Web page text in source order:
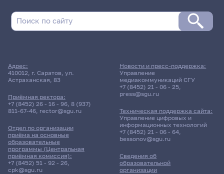
журналистики
Дневная форма обучения | 263 группа
Расписание сессии еще не заполнено!
Адрес:
410012, г. Саратов, ул.
Астраханская, 83
Приёмная ректора:
+7 (8452) 26 - 16 - 96, 8 (937)
811-67-46, rector@sgu.ru
Отдел по организации
приёма на основные
образовательные
программы (Центральная
приёмная комиссия):
+7 (8452) 51 - 92 - 26,
cpk@sgu.ru
Сведения об
образовательной
организации
Новости и пресс-поддержка:
Управление
медиакоммуникаций СГУ
+7 (8452) 21 - 06 - 25,
press@sgu.ru
Техническая поддержка сайта:
Управление цифровых и
информационных технологий
+7 (8452) 21 - 06 - 64,
bessonov@sgu.ru